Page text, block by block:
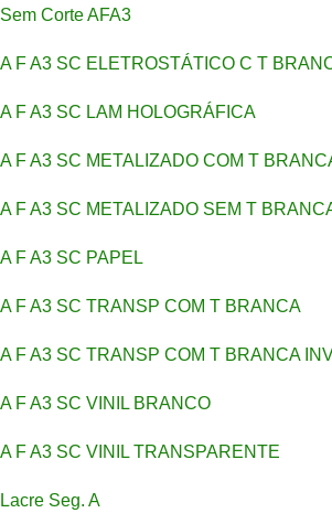
Sem Corte AFA3
A F A3 SC ELETROSTÁTICO C T
A F A3 SC LAM HOLOGRÁFICA
A F A3 SC METALIZADO COM T
A F A3 SC METALIZADO SEM T
A F A3 SC PAPEL
A F A3 SC TRANSP COM T BRANCA
A F A3 SC TRANSP COM T BRANCA
A F A3 SC VINIL BRANCO
A F A3 SC VINIL TRANSPARENTE
Lacre Seg. A